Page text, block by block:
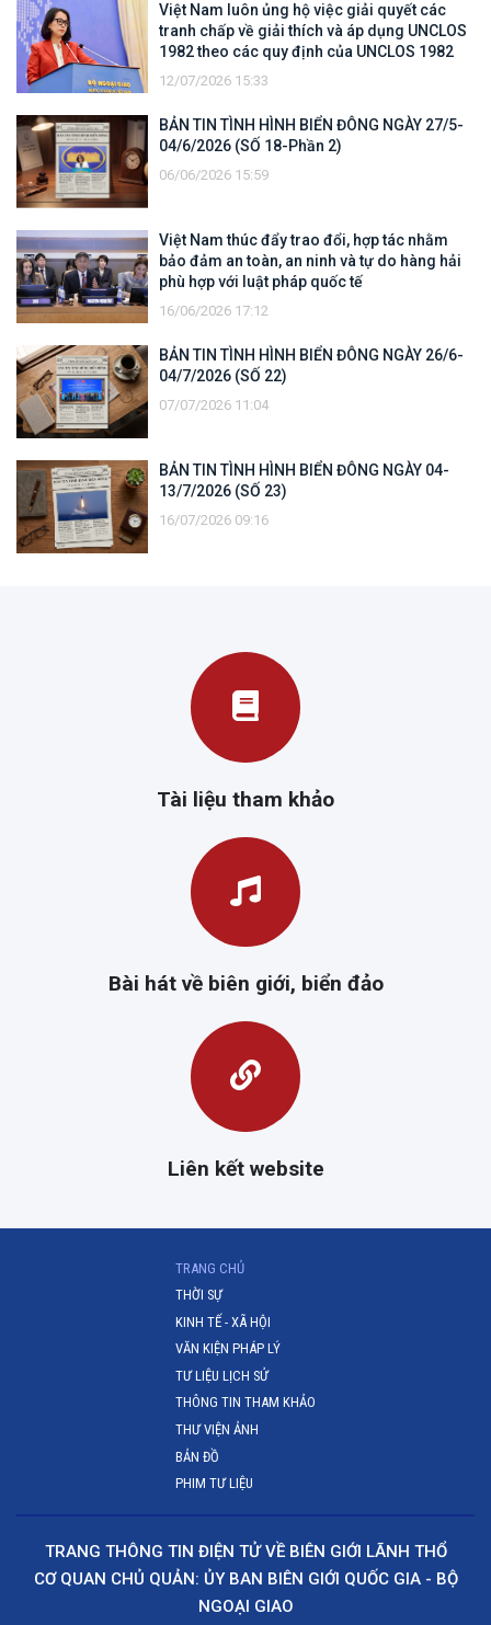
Việt Nam luôn ủng hộ việc giải quyết các
tranh chấp về giải thích và áp dụng UNCLOS
1982 theo các quy định của UNCLOS 1982
12/07/2026 15:33
BẢN TIN TÌNH HÌNH BIỂN ĐÔNG NGÀY 27/5-
04/6/2026 (SỐ 18-Phần 2)
06/06/2026 15:59
Việt Nam thúc đẩy trao đổi, hợp tác nhằm
bảo đảm an toàn, an ninh và tự do hàng hải
phù hợp với luật pháp quốc tế
16/06/2026 17:12
BẢN TIN TÌNH HÌNH BIỂN ĐÔNG NGÀY 26/6-
04/7/2026 (SỐ 22)
07/07/2026 11:04
BẢN TIN TÌNH HÌNH BIỂN ĐÔNG NGÀY 04-
13/7/2026 (SỐ 23)
16/07/2026 09:16
Tài liệu tham khảo
Bài hát về biên giới, biển đảo
Liên kết website
TRANG CHỦ(CURRENT)
THỜI SỰ
KINH TẾ - XÃ HỘI
VĂN KIỆN PHÁP LÝ
TƯ LIỆU LỊCH SỬ
THÔNG TIN THAM KHẢO
THƯ VIỆN ẢNH
BẢN ĐỒ
PHIM TƯ LIỆU
TRANG THÔNG TIN ĐIỆN TỬ VỀ BIÊN GIỚI LÃNH THỔ
CƠ QUAN CHỦ QUẢN: ỦY BAN BIÊN GIỚI QUỐC GIA - BỘ
NGOẠI GIAO